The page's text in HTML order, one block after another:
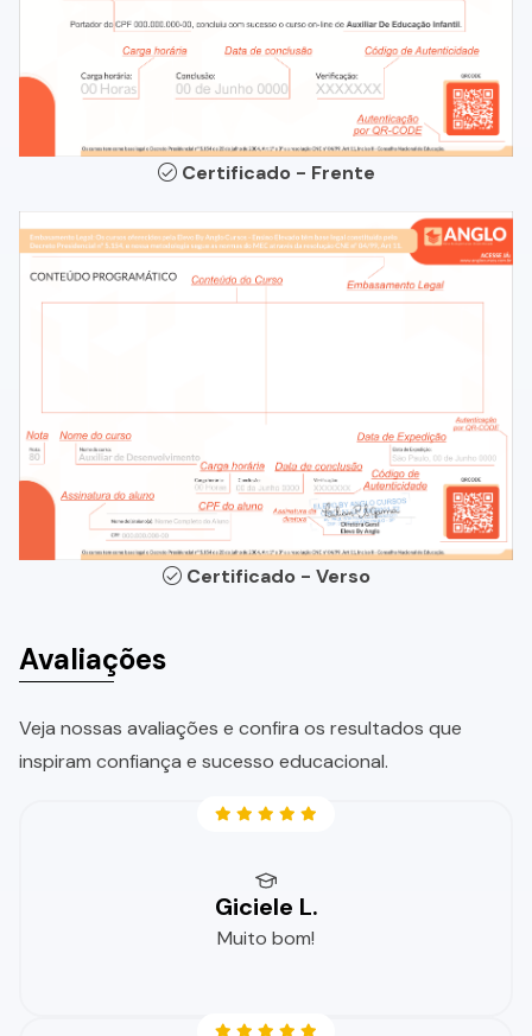
Certificado - Frente
Certificado - Verso
Avaliações
Veja nossas avaliações e confira os resultados que
inspiram confiança e sucesso educacional.
Giciele L.
Muito bom!